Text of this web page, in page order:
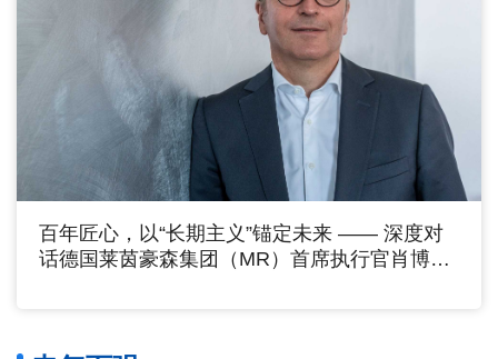
百年匠心，以“长期主义”锚定未来 —— 深度对
话德国莱茵豪森集团（MR）首席执行官肖博克